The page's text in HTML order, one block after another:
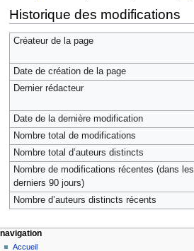
Historique des modifications
Créateur de la page
Date de création de la page
Dernier rédacteur
Date de la dernière modification
Nombre total de modifications
Nombre total d’auteurs distincts
Nombre de modifications récentes (dans les
derniers 90 jours)
Nombre d’auteurs distincts récents
navigation
Accueil